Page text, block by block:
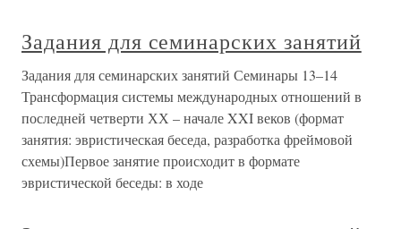
Задания для семинарских занятий
Задания для семинарских занятий Семинары 13–14
Трансформация системы международных отношений в
последней четверти ХХ – начале XXI веков (формат
занятия: эвристическая беседа, разработка фреймовой
схемы)Первое занятие происходит в формате
эвристической беседы: в ходе